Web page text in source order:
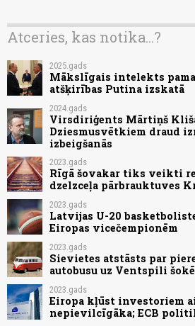
Atceries, kas notika...?
2025.gads
Mākslīgais intelekts
atšķirības Putina izskatā
2024.gads
Virsdiriģents Mārtiņš
Dziesmusvētkiem draud
izbeigšanās
2023.gads
Rīgā šovakar tiks veikti
dzelzceļa pārbrauktuves
2023.gads
Latvijas U-20
Eiropas vicečempionēm
2023.gads
Sievietes atstāsts par
autobusu uz Ventspili
2023.gads
Eiropa kļūst investoriem
nepievilcīgāka; ECB